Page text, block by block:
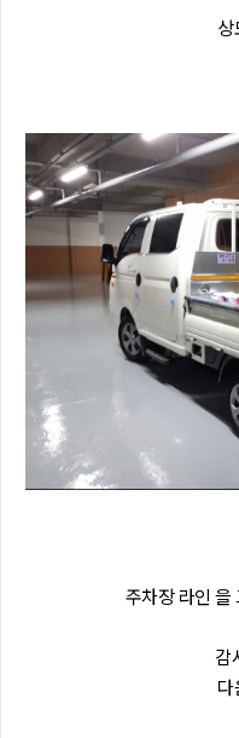
상
주차장 라인 을
감
다